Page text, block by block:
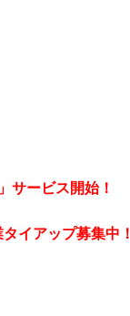
サービス開始！
イアップ募集中！